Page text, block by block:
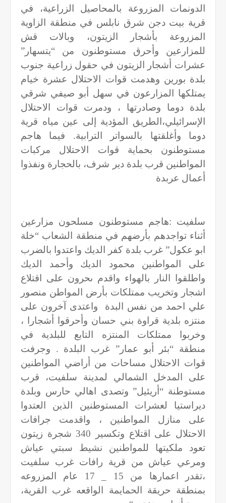
الدونمات المزروعة بالمحاصيل الزراعية، في
قرية بيت دجن شرق نابلس في منطقة الزاوية
المزروعة بأشجار الزيتون، وبالات قش
للمزارعين وأحرق مستوطنون من “يتسهار”
عشرات أشجار الزيتون في حقول زراعية جنوب
بلدة بورين وهدمت قوات الاحتلال عشرة خيام
يمتلكها المزارعون في سهل أبو صيفي شرقي
بلدة دوما وصادرتها ، ودمرت قوات الاحتلال
الإسرائيلي،الطريق المؤدية إلى عين مياه قرية
دوما وأغلقتها بالسواتر الترابية. فيما هاجم
مستوطنون بحماية قوات الاحتلال مركبات
المواطنين قرب بلدة دير شرف، بالحجارة ونفذوا
أعمال عربدة
سلفيت :هاجم مستوطنون مسلحون مزارعين
أثناء تواجدهم بأرضهم في منطقة الشعاب “خلة
ابو عكول” غرب بلدة كفر الديك واعتدوا بالضرب
على المواطنين محمود الديك وأحمد الديك
واطلقوا النار بالهواء واقدم ىحرون على اقتلاع
اشجار وتخريب ممتلكات بأرض المواطن منصور
علي احمد من نفس البدة
واعتدى آخرون على
منتزه بلدية قراوة بني حسان وأحرقوا أشجارا ،
وخربوا ممتلكات المنتزه التابع للبلدية في
منطقة “بئر أبو عمار” غرب البلدة . وجرفت
قوات الاحتلال مساحات من أراضي المواطنين
على المدخل الشمالي لمدينة سلفيت، قرب
مستوطنة “أريئيل” وتصدى اهالي حارس وبلدة
ديراستيا لعشرات المستوطنين الذين العتدوا
على منازل المواطنين ، واقدمت جرافات
الاحتلال على اقتلاع وتكسير 340 شجرة زيتون
تعود ملكيتها للمواطنين نشيط سبتي عياش
ومرعي عياش من قرية رافات غرب سلفيت
،تقدر اعمارها من 15 _ 17 عام المزروعه
بمنطقة حريقة الحمايمة الواقعه غرب القرية،